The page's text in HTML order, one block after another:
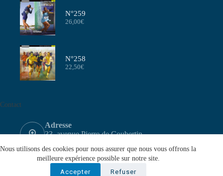
Nous utilisons des cookies pour nous assurer que nous vous offrons la
meilleure expérience possible sur notre site.
Accepter
Refuser
N°259
26,00€
N°258
22,50€
Contact
Adresse
33, avenue Pierre de Coubertin
Email
contact@aeffa.fr